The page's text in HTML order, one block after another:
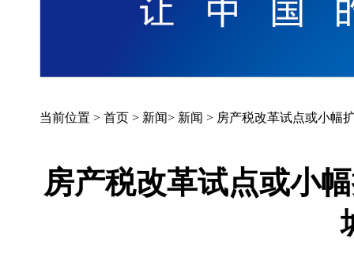
当前位置 > 首页 > 新闻> 新闻 > 房产税改革试点或小幅
房产税改革试点或小